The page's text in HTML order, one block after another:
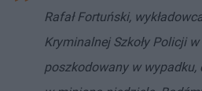
Rafał Fortuński,
Kryminalnej Szkoły Policji w
poszkodowany w wypadku,